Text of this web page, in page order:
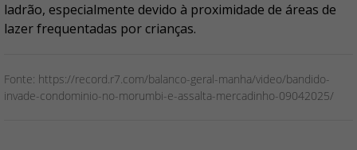
ladrão, especialmente devido à proximidade de áreas de
lazer frequentadas por crianças.
Fonte: https://record.r7.com/balanco-geral-manha/video/bandido-
invade-condominio-no-morumbi-e-assalta-mercadinho-09042025/